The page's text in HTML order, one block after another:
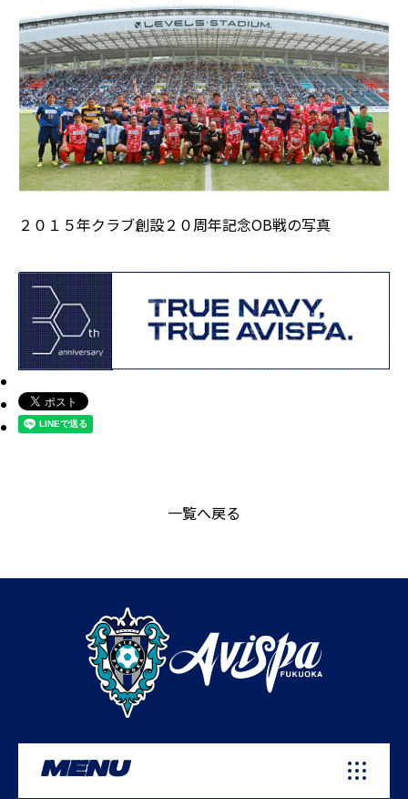
２０１５年クラブ創設２０周年記念OB戦の写真
一覧へ戻る
MENU